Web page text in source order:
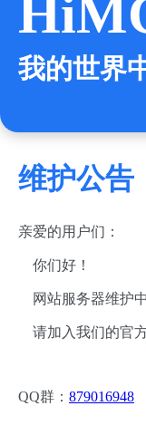
我的世界
维护公告
亲爱的用户们：
你们好！
网站服务器维护
请加入我们的官
QQ群： 879016948